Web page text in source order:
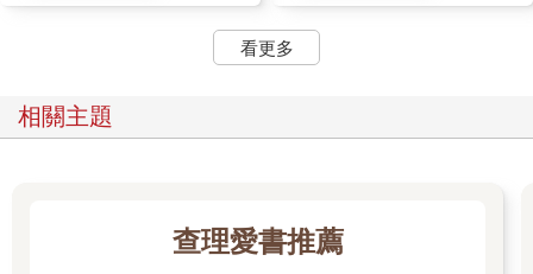
看更多
相關主題
查理愛書推薦